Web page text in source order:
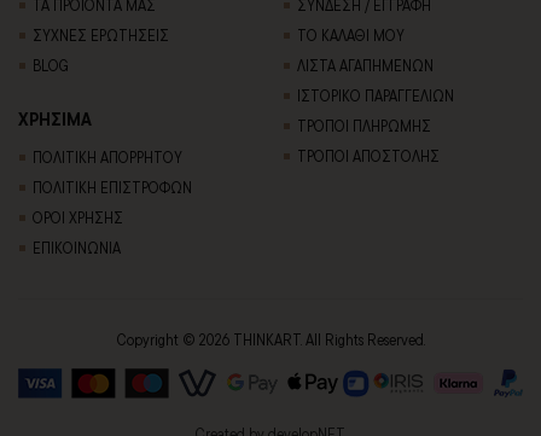
ΤΑ ΠΡΟΪΟΝΤΑ ΜΑΣ
ΣΥΧΝΕΣ ΕΡΩΤΗΣΕΙΣ
BLOG
ΣΥΝΔΕΣΗ / ΕΓΓΡΑΦΗ
ΤΟ ΚΑΛΑΘΙ ΜΟΥ
ΛΙΣΤΑ ΑΓΑΠΗΜΕΝΩΝ
ΙΣΤΟΡΙΚΟ ΠΑΡΑΓΓΕΛΙΩΝ
ΤΡΟΠΟΙ ΠΛΗΡΩΜΗΣ
ΤΡΟΠΟΙ ΑΠΟΣΤΟΛΗΣ
ΧΡΗΣΙΜΑ
ΠΟΛΙΤΙΚΗ ΑΠΟΡΡΗΤΟΥ
ΠΟΛΙΤΙΚΗ ΕΠΙΣΤΡΟΦΩΝ
ΟΡΟΙ ΧΡΗΣΗΣ
ΕΠΙΚΟΙΝΩΝΙΑ
Copyright © 2026 THINKART. All Rights Reserved.